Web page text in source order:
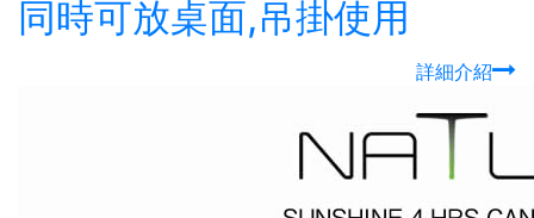
同時可放桌面,吊掛使用
詳細介紹